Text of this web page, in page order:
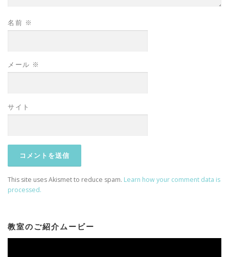
名前 ※
メール ※
サイト
This site uses Akismet to reduce spam. Learn how your comment data is
processed.
教室のご紹介ムービー